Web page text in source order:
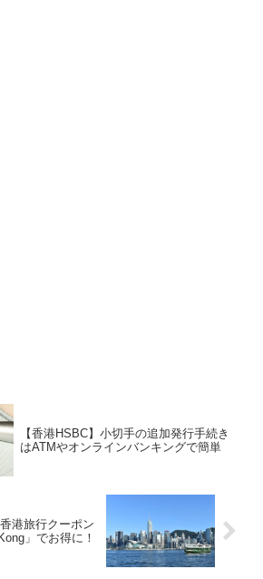
【香港HSBC】小切手の追加発行手続き
はATMやオンラインバンキングで簡単
港旅行クーポン
」でお得に！